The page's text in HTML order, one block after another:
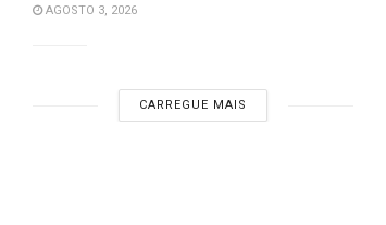
AGOSTO 3, 2026
CARREGUE MAIS